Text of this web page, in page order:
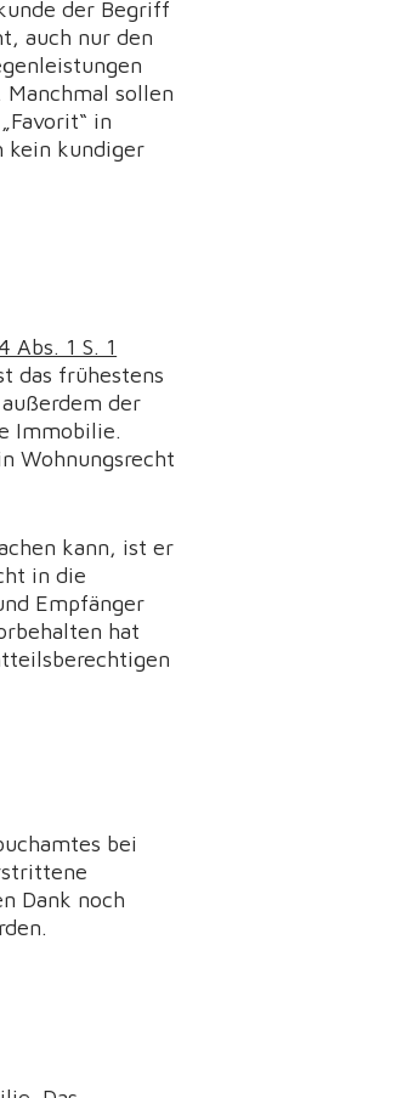
der Begriff
auch nur den
sollen
in
kein kundiger
Abs. 1 S. 1
das frühestens
der
Immobilie.
Wohnungsrecht
kann, ist er
in die
Empfänger
hat
bei
Dank noch